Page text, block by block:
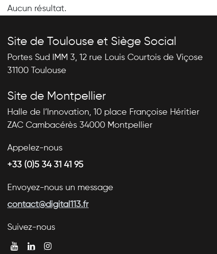
Aucun résultat.
Site de Toulouse et Siège Social
Portes Sud IMM 3, 12 rue Louis Courtois de Viçose
31100 Toulouse
Site de Montpellier
Halle de l’Innovation, 10 place Françoise Héritier
ZAC Cambacérès 34000 Montpellier
Appelez-nous
+33 (0)5 34 31 41 95
Envoyez-nous un message
contact@digital113.fr
Suivez-nous